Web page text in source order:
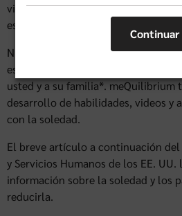
videos cortos sobre la ayuda que
especialistas de la comunidad.
Nuestro programa de bienestar
es un programa maravilloso y
usted y a su familia*. meQuilibrium
desarrollo de habilidades, videos y
con la soledad.
El breve artículo a continuación
y Servicios Humanos de los EE.
información sobre la soledad y los
reducirla.
Continuar